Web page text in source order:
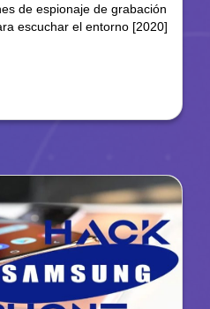
de espionaje de grabación
escuchar el entorno [2020]